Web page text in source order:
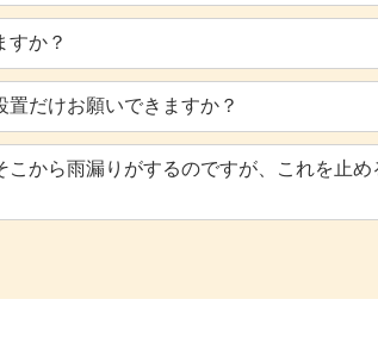
すか？
だけお願いできますか？
から雨漏りがするのですが、これを止め